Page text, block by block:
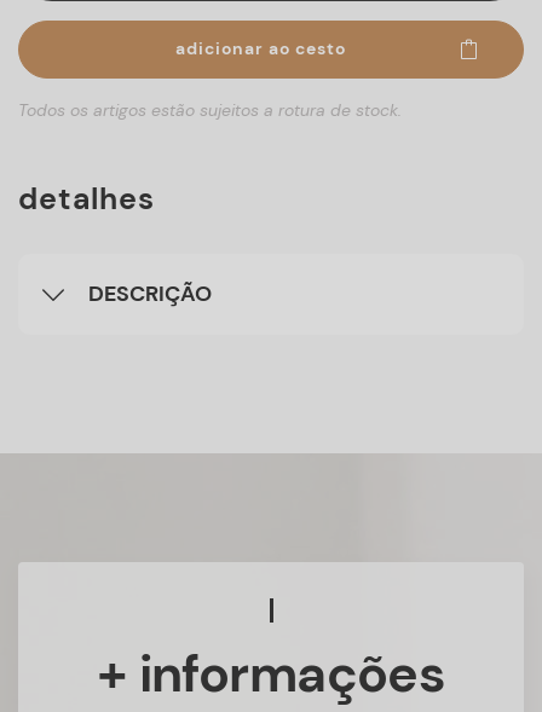
adicionar ao cesto
Todos os artigos estão sujeitos a rotura de stock.
detalhes
DESCRIÇÃO
+ informações